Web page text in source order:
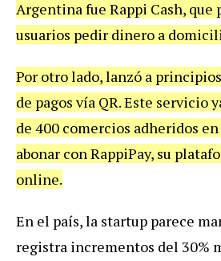
Argentina fue Rappi Cash, que
usuarios pedir dinero a
Por otrolado,lanzó a principios
de pagos vía QR.Este servicio
de 400 comercios adheridos en
abonar con RappiPay, su
online.
En el país,la startup parece
registra incrementos del 30%